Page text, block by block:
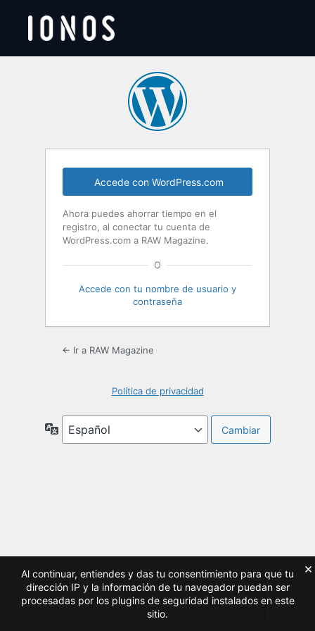
Accede con WordPress.com
Ahora puedes ahorrar tiempo en el
registro, al conectar tu cuenta de
WordPress.com a RAW Magazine.
O
Accede con tu nombre de usuario y
contraseña
← Ir a RAW Magazine
Política de privacidad
Idioma
Al continuar, entiendes y das tu consentimiento para que tu
dirección IP y la información de tu navegador puedan ser
procesadas por los plugins de seguridad instalados en este
sitio.
×